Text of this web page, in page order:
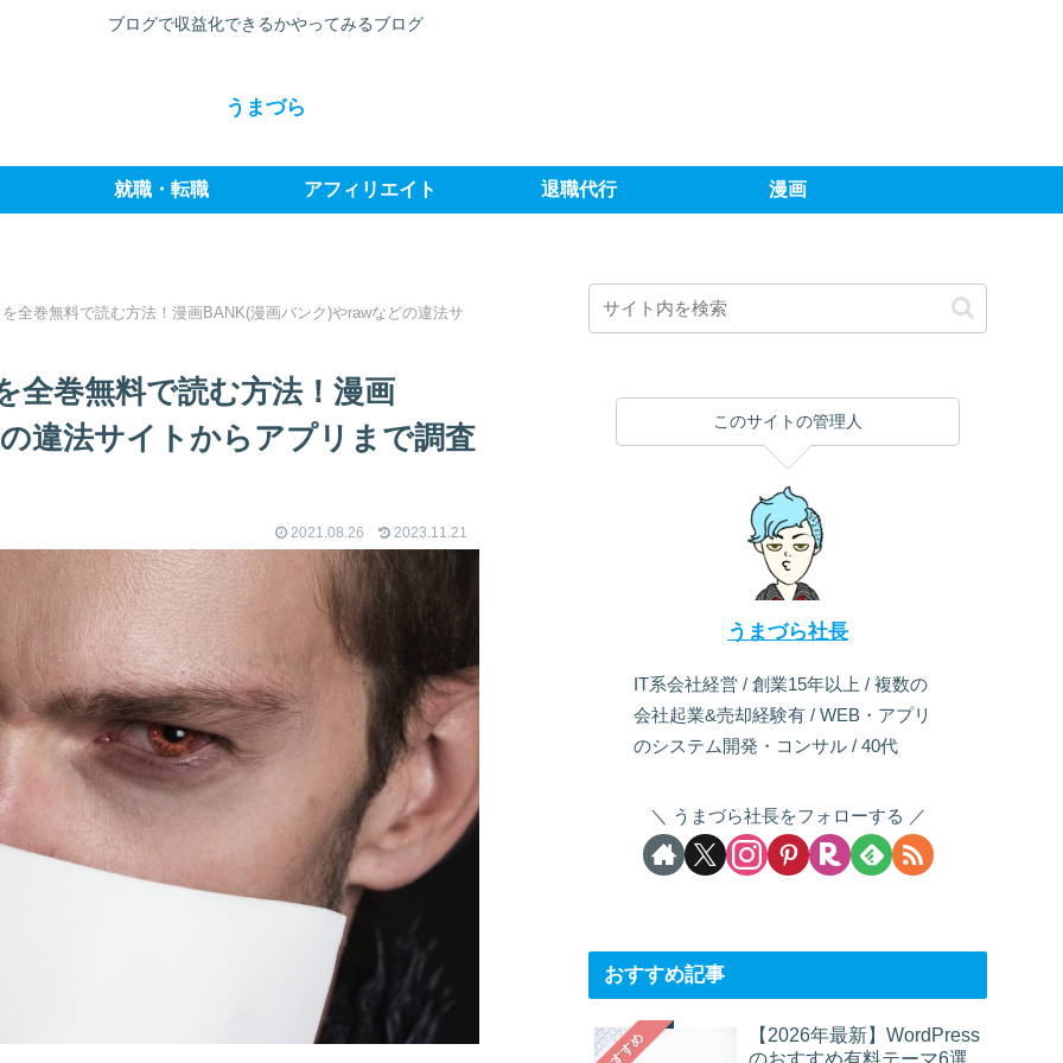
ブログで収益化できるかやってみるブログ
うまづら
就職・転職 アフィリエイト 退職代行 漫画
全巻無料で読む方法！漫画BANK(漫画バンク)やrawなどの違法サ
全巻無料で読む方法！漫画
違法サイトからアプリまで調査
2021.08.26 2023.11.21
このサイトの管理人
うまづら社長
IT系会社経営 / 創業15年以上 / 複数の
会社起業&売却経験有 / WEB・アプリ
のシステム開発・コンサル / 40代
うまづら社長をフォローする
おすすめ記事
【2026年最新】WordPress
のおすすめ有料テーマ6選